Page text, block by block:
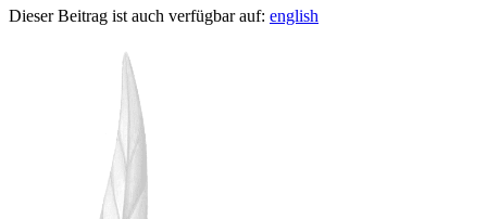
Dieser Beitrag ist auch verfügbar auf: english